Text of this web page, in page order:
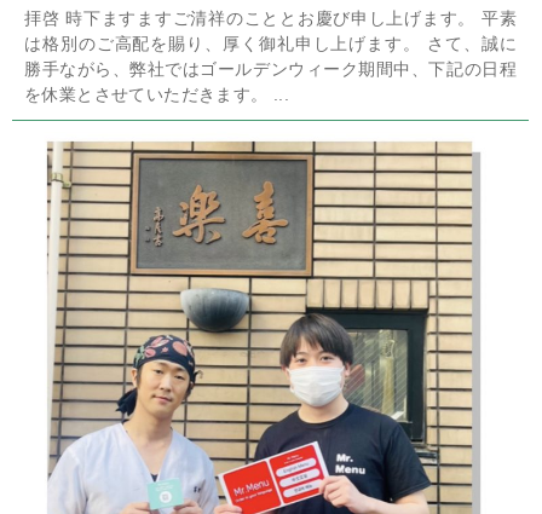
拝啓 時下ますますご清祥のこととお慶び申し上げます。 平素
は格別のご高配を賜り、厚く御礼申し上げます。 さて、誠に
勝手ながら、弊社ではゴールデンウィーク期間中、下記の日程
を休業とさせていただきます。 ...